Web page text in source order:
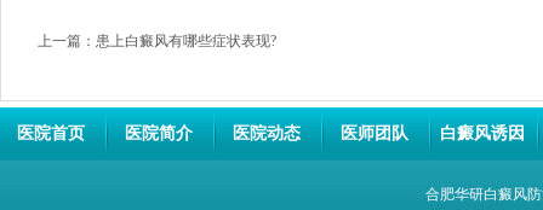
上一篇： 患上白癜风有哪些症状表现?
医院首页 医院简介 医院动态 医师团队 白癜风诱因
合肥华研白癜风